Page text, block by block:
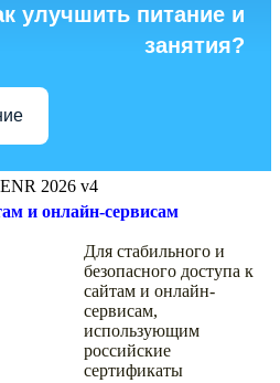
улучшить питание и
занятия?
и онлайн-сервисам
Для стабильного и
безопасного доступа к
сайтам и онлайн-
сервисам,
использующим
российские
сертификаты